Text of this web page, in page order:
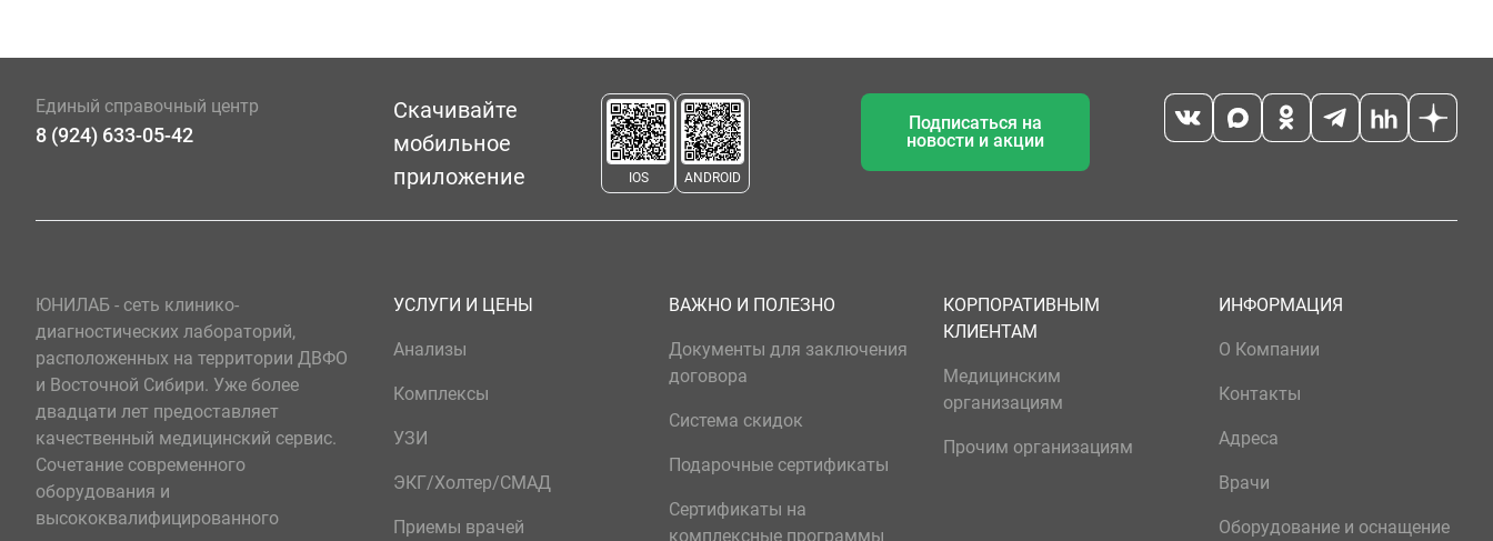
Единый справочный центр
8 (924) 633-05-42
Скачивайте
мобильное
приложение
IOS ANDROID
Подписаться на
новости и акции
ЮНИЛАБ - сеть клинико-
диагностических лабораторий,
расположенных на территории ДВФО
и Восточной Сибири. Уже более
двадцати лет предоставляет
качественный медицинский сервис.
Сочетание современного
оборудования и
высококвалифицированного
УСЛУГИ И ЦЕНЫ
Анализы
Комплексы
УЗИ
ЭКГ/Холтер/СМАД
Приемы врачей
ВАЖНО И ПОЛЕЗНО
Документы для заключения
договора
Система скидок
Подарочные сертификаты
Сертификаты на
комплексные программы
КОРПОРАТИВНЫМ
КЛИЕНТАМ
Медицинским
организациям
Прочим организациям
ИНФОРМАЦИЯ
О Компании
Контакты
Адреса
Врачи
Оборудование и оснащение